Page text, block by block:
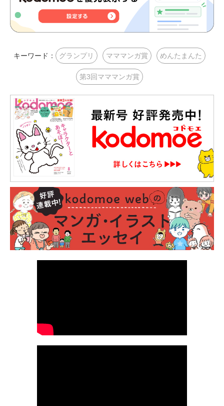
キーワード： グランプリ マママンガ賞 めんたまんた
第3回マママンガ賞